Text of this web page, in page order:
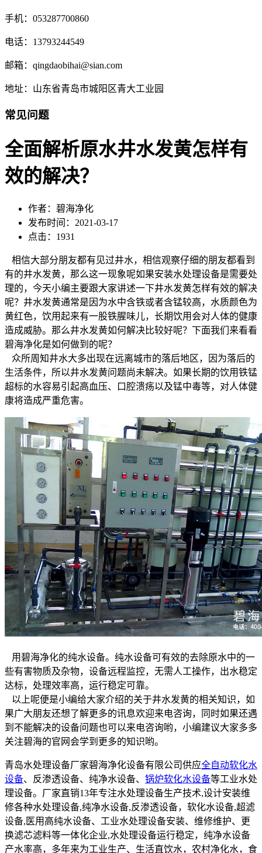
手机：053287700860
电话：13793244549
邮箱：qingdaobihai@sian.com
地址：山东省青岛市城阳区青大工业园
常见问题
全面解析原水井水发黄怎样有
效的解决？
作者：碧海净化
发布时间：2021-03-17
点击：1931
相信大部分朋友都有见过井水，相信观察仔细的朋友都看到
有的井水发黄，那么这一现象呢如果安装水处理设备是需要处
理的，今天小编主要跟大家讲述一下井水发黄怎样有效的解决
呢？井水发黄通常是因为水中含铁或者含锰较高，水质颜色为
黄红色，饮用起来有一股铁腥味儿，长期饮用会对人体的健康
造成威胁。那么井水发黄如何解决比较好呢？下面我们来看看
碧海净化是如何做到的呢？
众所周知井水大多出现在远离城市的落后地区，因为落后的
生活条件，所以井水发黄问题尚未解决。如果长期的饮用铁锰
超标的水容易引起高血压、口腔溃疡以及锰中毒等，对人体健
康将造成严重危害。
用碧海净化的纯水设备。纯水设备可有效的去除原水中的一
些有害物质及杂物，设备远程监控，无需人工操作，出水稳定
达标，处理效率高，运行稳定可靠。
以上呢便是小编给大家介绍的关于井水发黄的相关知识，如
果广大朋友还想了解更多的讯息欢迎来电咨询，同时如果还遇
到不能解决的设备问题也可以来电咨询哟，小编建议大家多多
关注碧海的官网会学到更多的知识哟。
青岛水处理设备厂家碧海净化设备有限公司供应全自动软化水
设备、反渗透设备、纯净水设备、 锅炉软化水设备等工业水处
理设备。厂家直销13年专注水处理设备生产技术,设计安装维
修各种水处理设备,纯净水设备,反渗透设备，软化水设备,超滤
设备,医用高纯水设备、工业水处理设备安装、维修维护、更
换滤芯滤料等一体化企业,水处理设备运行稳定，纯净水设备
产水率高，多年来为工业生产、生活直饮水，农村净化水，食